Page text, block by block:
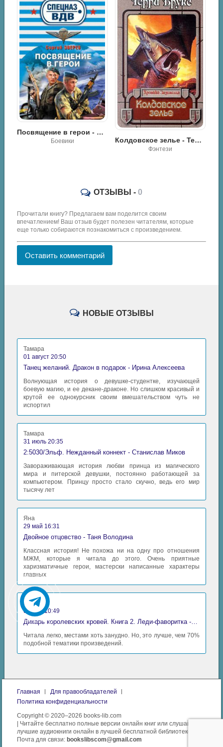
Посвящение в герои - Сергей Зверев
Боевики Колдовское зелье - Терри Брукс
Фэнтези
ОТЗЫВЫ - 0
Прочитали книгу? Предлагаем вам поделится своим
впечатлением! Ваш отзыв будет полезен читателям, которые
еще только собираются познакомиться с произведением.
Оставить комментарий
НОВЫЕ ОТЗЫВЫ
Тамара
01 август 20:50
Танец желаний. Дракон в подарок - Ирина Алексеева
Волнующая история о девушке-студентке, изучающей
боевую магию, и ее декане-драконе. Но слишком красивый и
крутой ее однокурсник своим вмешательством чуть не
испортил
Тамара
31 июль 20:35
2:5030/Эльф. Нежданный коннект - Станислав Миков
Завораживающая история любви принца из магического
мира и питерской девушки, постоянно работающей за
компьютером. Принцу просто стало скучно, ведь его мир
тысячу лет
Яна
29 май 16:31
Двойное отцовство - Таня Володина
Классная история! Не похожа ни на одну про отношения
МЖМ, которые я читала до этого. Очень приятные
харизматичные герои, мастерски написанные характеры
главных
Аида
06 май 10:49
Дикарь королевских кровей. Книга 2. Леди-фаворитка - Анна Сергеевна Гаврилова
Читала легко, местами хоть занудно. Но, это лучше, чем 70%
подобной тематики произведений.
Главная
Для правообладателей
Политика конфиденциальности
Copyright © 2020–2026 books-lib.com
| Читайте бесплатно полные версии онлайн книг или слушайте
лучшие аудиокниги онлайн в лучшей бесплатной библиотеке.
Почта для связи: bookslibscom@gmail.com